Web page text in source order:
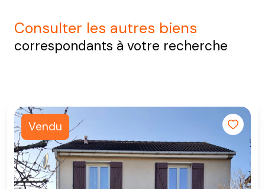
consulter les autres biens
correspondants à votre recherche
Vendu